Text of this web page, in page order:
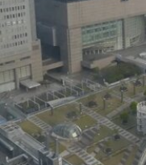
在新职位上，Yee
丰富经验，负责
及整体艺术发展方
群展“东南亚艺术
Southeast Asian
公众开放。展览将
纺织、装置、影像